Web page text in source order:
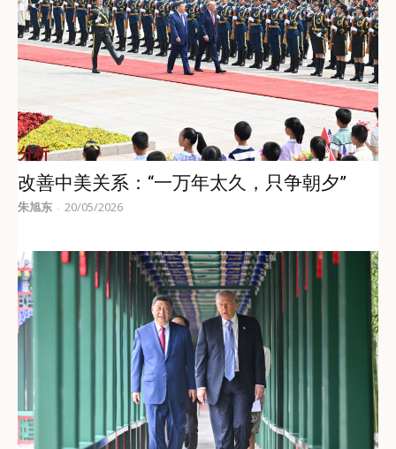
分析
改善中美关系：“一万年太久，只争朝夕”
朱旭东 - 20/05/2026